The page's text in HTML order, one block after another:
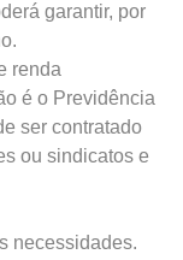
garantir, por
renda
é o Previdência
ser contratado
ou sindicatos e
necessidades.